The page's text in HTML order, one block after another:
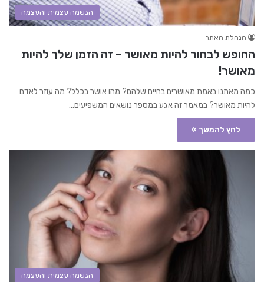
הגשמה עצמית והעצמה
הנהלת האתר
החופש לבחור להיות מאושר – זה הזמן שלך להיות
מאושר!
כמה מאתנו באמת מאושרים בחיים שלהם? מהו אושר בכלל? מה עוזר לאדם
להיות מאושר? במאמר זה אגע במספר נושאים המשפיעים…
לחץ להמשך »
הגשמה עצמית והעצמה